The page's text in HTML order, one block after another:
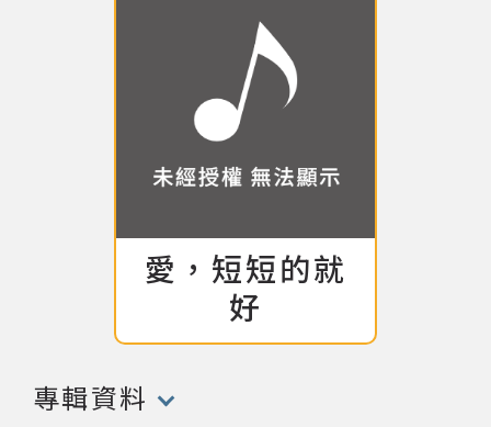
專輯:
愛，短短的就
好
專輯資料
(點擊開啟/收合以下內容)
音樂人口述歷史
專文專區
網站導覽
關於資料庫